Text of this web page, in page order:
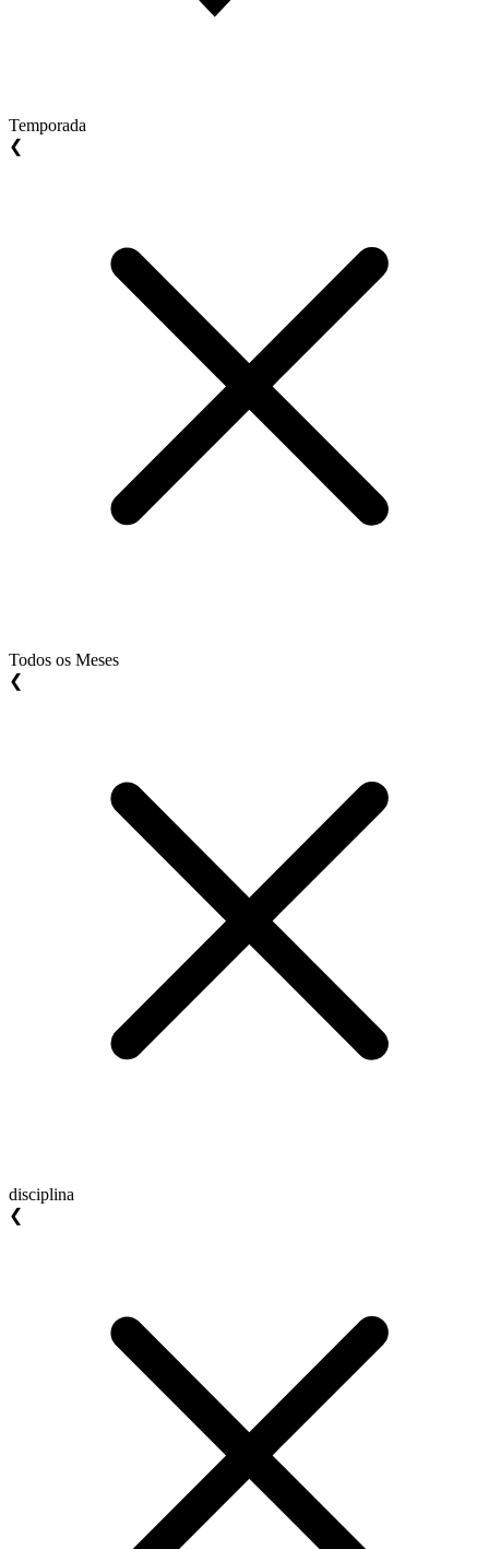
Temporada
❮
Todos os Meses
❮
disciplina
❮